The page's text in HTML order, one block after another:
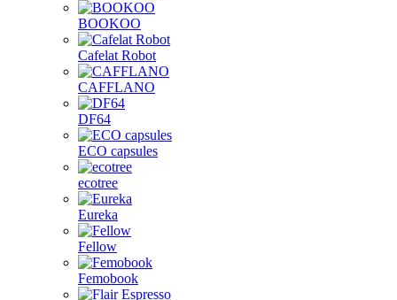
BOOKOO
Cafelat Robot
CAFFLANO
DF64
ECO capsules
ecotree
Eureka
Fellow
Femobook